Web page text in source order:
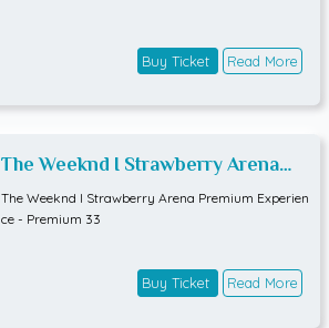
Buy Ticket Read More
The Weeknd I Strawberry Arena
The Weeknd I Strawberry Arena Premium Experien
ce - Premium 33
Buy Ticket Read More